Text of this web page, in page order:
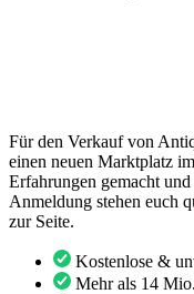
Für den Verkauf von
einen neuen Marktplatz
Erfahrungen gemacht
Anmeldung stehen euch
zur Seite.
Kostenlose &
Mehr als 14